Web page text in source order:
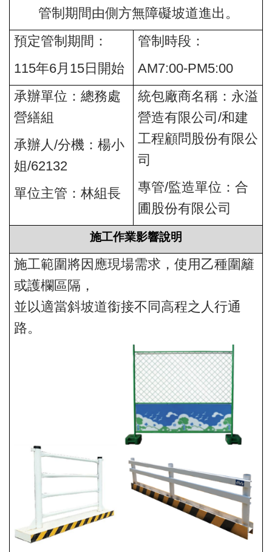
管制期間由側方無障礙坡道進出。
預定管制期間：
115年6月15日開始
管制時段：
AM7:00-PM5:00
承辦單位：總務處
營繕組
承辦人/分機：楊小
姐/62132
單位主管：林組長
統包廠商名稱：永溢
營造有限公司/和建
工程顧問股份有限公
司
專管/監造單位：合
圃股份有限公司
施工作業影響說明
施工範圍將因應現場需求，使用乙種圍籬
或護欄區隔，
並以適當斜坡道銜接不同高程之人行通
路。